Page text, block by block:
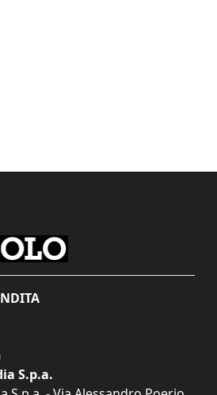
S.p.a.